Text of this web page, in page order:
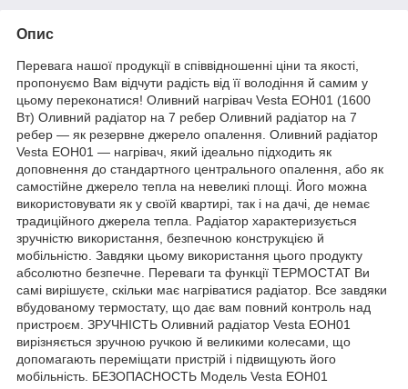
Опис
Перевага нашої продукції в співвідношенні ціни та якості,
пропонуємо Вам відчути радість від її володіння й самим у
цьому переконатися! Оливний нагрівач Vesta EOH01 (1600
Вт) Оливний радіатор на 7 ребер Оливний радіатор на 7
ребер — як резервне джерело опалення. Оливний радіатор
Vesta EOH01 — нагрівач, який ідеально підходить як
доповнення до стандартного центрального опалення, або як
самостійне джерело тепла на невеликі площі. Його можна
використовувати як у своїй квартирі, так і на дачі, де немає
традиційного джерела тепла. Радіатор характеризується
зручністю використання, безпечною конструкцією й
мобільністю. Завдяки цьому використання цього продукту
абсолютно безпечне. Переваги та функції ТЕРМОСТАТ Ви
самі вирішуєте, скільки має нагріватися радіатор. Все завдяки
вбудованому термостату, що дає вам повний контроль над
пристроєм. ЗРУЧНІСТЬ Оливний радіатор Vesta EOH01
вирізняється зручною ручкою й великими колесами, що
допомагають переміщати пристрій і підвищують його
мобільність. БЕЗОПАСНОСТЬ Модель Vesta EOH01